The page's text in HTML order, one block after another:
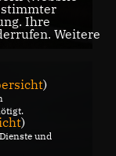
Ihre
Weitere
)
)
und